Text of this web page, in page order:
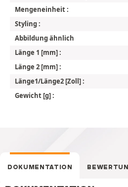
Mengeneinheit :
Styling :
Abbildung ähnlich
Länge 1 [mm] :
Länge 2 [mm] :
Länge1/Länge2 [Zoll] :
Gewicht [g] :
DOKUMENTATION